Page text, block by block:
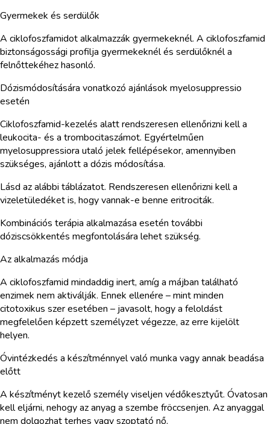
Gyermekek és serdülők
A ciklofoszfamidot alkalmazzák gyermekeknél. A ciklofoszfamid
biztonságossági profilja gyermekeknél és serdülőknél a
felnőttekéhez hasonló.
Dózismódosítására vonatkozó ajánlások myelosuppressio
esetén
Ciklofoszfamid-kezelés alatt rendszeresen ellenőrizni kell a
leukocita- és a trombocitaszámot. Egyértelműen
myelosuppressiora utaló jelek fellépésekor, amennyiben
szükséges, ajánlott a dózis módosítása.
Lásd az alábbi táblázatot. Rendszeresen ellenőrizni kell a
vizeletüledéket is, hogy vannak-e benne eritrociták.
Kombinációs terápia alkalmazása esetén további
dóziscsökkentés megfontolására lehet szükség.
Az alkalmazás módja
A ciklofoszfamid mindaddig inert, amíg a májban található
enzimek nem aktiválják. Ennek ellenére – mint minden
citotoxikus szer esetében – javasolt, hogy a feloldást
megfelelően képzett személyzet végezze, az erre kijelölt
helyen.
Óvintézkedés a készítménnyel való munka vagy annak beadása
előtt
A készítményt kezelő személy viseljen védőkesztyűt. Óvatosan
kell eljárni, nehogy az anyag a szembe fröccsenjen. Az anyaggal
nem dolgozhat terhes vagy szoptató nő.